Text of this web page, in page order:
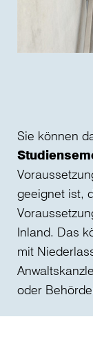
Sie können
geeignet ist,
Inland. Das
mit
oder